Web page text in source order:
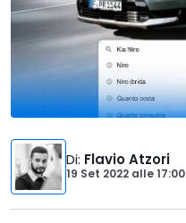
Di: Flavio Atzori
19 Set 2022 alle17:00